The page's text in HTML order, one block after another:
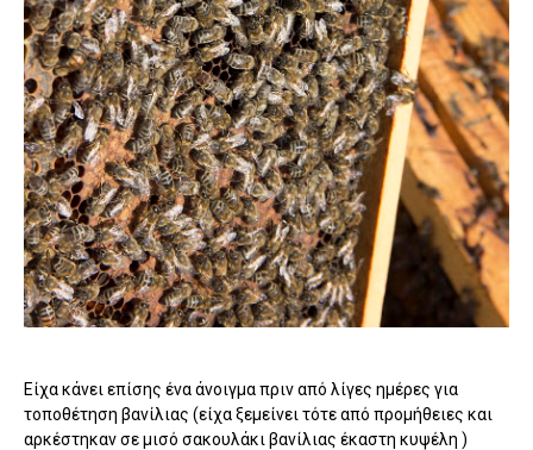
Είχα κάνει επίσης ένα άνοιγμα πριν από λίγες ημέρες για
τοποθέτηση βανίλιας (είχα ξεμείνει τότε από προμήθειες και
αρκέστηκαν σε μισό σακουλάκι βανίλιας έκαστη κυψέλη )